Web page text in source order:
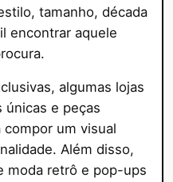
tamanho, década
encontrar aquele
algumas lojas
e peças
um visual
Além disso,
moda retrô e pop-ups